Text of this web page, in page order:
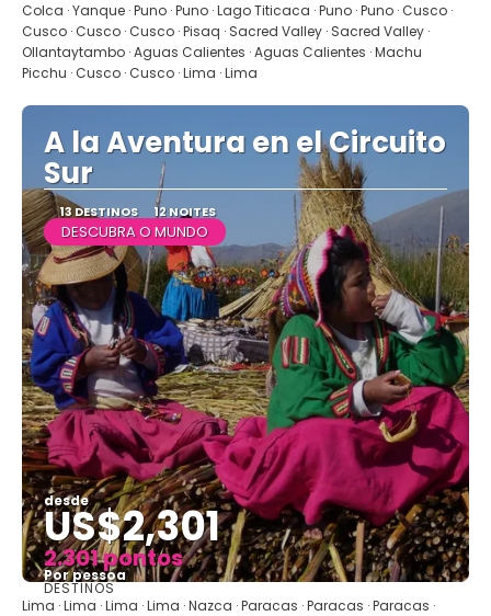
Colca · Yanque · Puno · Puno · Lago Titicaca · Puno · Puno · Cusco ·
Cusco · Cusco · Cusco · Pisaq · Sacred Valley · Sacred Valley ·
Ollantaytambo · Aguas Calientes · Aguas Calientes · Machu
Picchu · Cusco · Cusco · Lima · Lima
A la Aventura en el Circuito
Sur
13 DESTINOS 12 NOITES
DESCUBRA O MUNDO
desde
US$2,301
2.301 pontos
Por pessoa
Vejo
DESTINOS
Lima · Lima · Lima · Lima · Nazca · Paracas · Paracas · Paracas ·